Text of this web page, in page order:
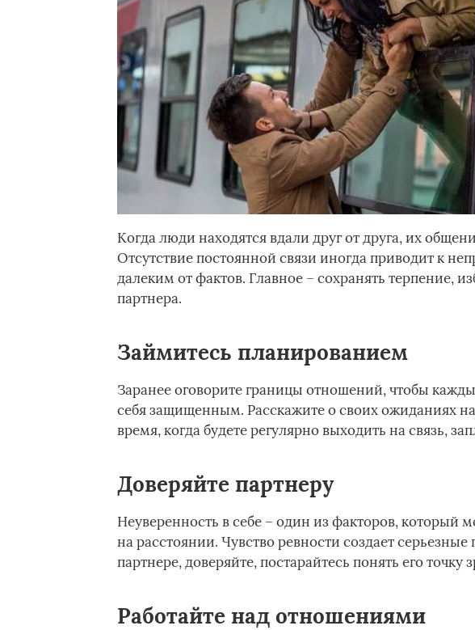
Когда люди находятся вдали друг от друга, их
Отсутствие постоянной связи иногда приводит к
далеким от фактов. Главное – сохранять терпение,
партнера.
Займитесь планированием
Заранее оговорите границы отношений, чтобы
себя защищенным. Расскажите о своих ожиданиях
время, когда будете регулярно выходить на связь,
Доверяйте партнеру
Неуверенность в себе – один из факторов,
на расстоянии. Чувство ревности создает
партнере, доверяйте, постарайтесь понять его точку
Работайте над отношениями